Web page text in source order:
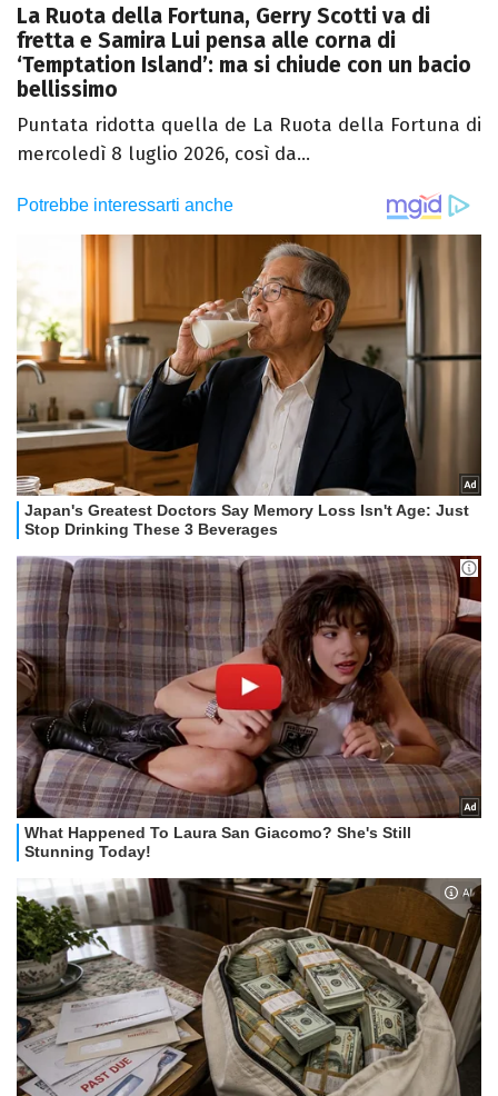
La Ruota della Fortuna, Gerry Scotti va di
fretta e Samira Lui pensa alle corna di
‘Temptation Island’: ma si chiude con un bacio
bellissimo
Puntata ridotta quella de La Ruota della Fortuna di
mercoledì 8 luglio 2026, così da...